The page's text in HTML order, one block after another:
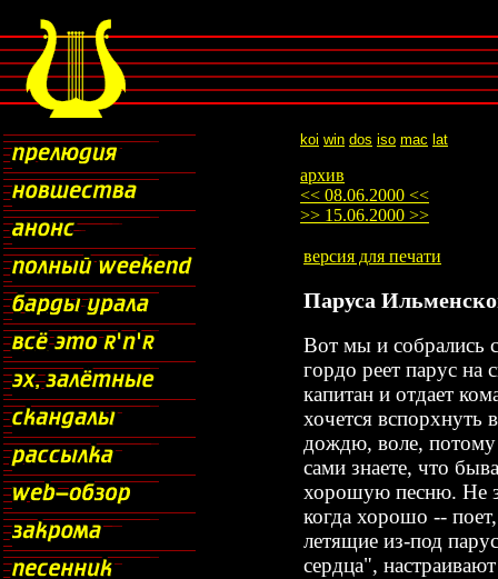
koi win dos iso mac lat
архив
<< 08.06.2000 <<
>> 15.06.2000 >>
версия для печати
Паруса
Вот мы и собрались
гордо реет парус на
капитан и отдает
хочется вспорхнуть
дождю, воле,
сами знаете, что
хорошую песню. Не
когда хорошо --
летящие из-под
сердца",